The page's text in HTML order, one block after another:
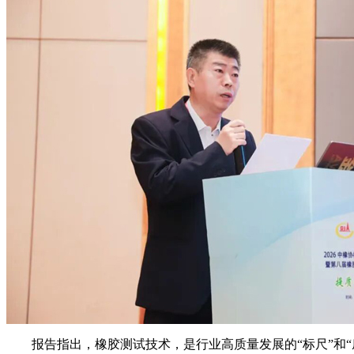
报告指出，橡胶测试技术，是行业高质量发展的“标尺”和“